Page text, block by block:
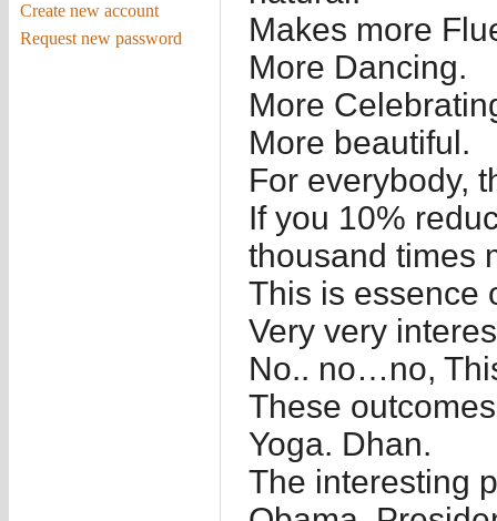
Create new account
Request new password
Makes more
More Dancing.
More
More beautiful.
For everybody,
If you 10%
thousand times
This is essence
Very very
No.. no…no,
These
Yoga. Dhan.
The interesting